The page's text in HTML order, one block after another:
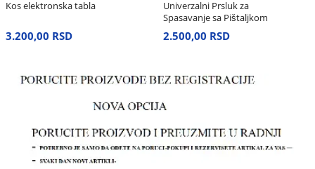
Kos elektronska tabla
3.200,00 RSD
Univerzalni Prsluk za
Spasavanje sa Pištaljkom
– Neon Žuti
2.500,00 RSD